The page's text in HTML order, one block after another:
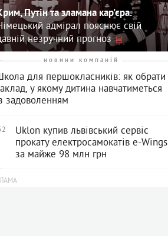
Путін та зламана кар'єра.
адмірал пояснює свій
незручний прогноз
новини компаній
для першокласників: як обрати
у якому дитина навчатиметься
задоволенням
Uklon купив львівський сервіс
прокату електросамокатів e-Wings
за майже 98 млн грн